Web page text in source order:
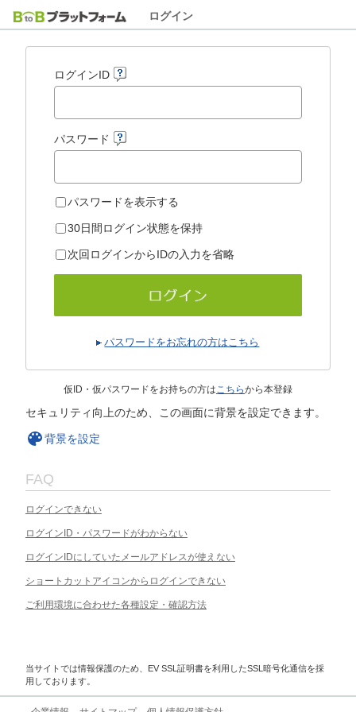
ログイン
ログインID
パスワード
パスワードを表示する
30日間ログイン状態を保持
次回ログインからIDの入力を省略
パスワードをお忘れの方はこちら
仮ID・仮パスワードをお持ちの方はこちらから本登録
セキュリティ向上のため、この画面に背景を設定できます。
背景を設定
FAQ
ログインできない
ログインID・パスワードがわからない
ログインIDにしていたメールアドレスが使えない
ショートカットアイコンからログインできない
ご利用環境に合わせた各種設定・確認方法
当サイトでは情報保護のため、EV SSL証明書を利用したSSL暗号化通信を採
用しております。